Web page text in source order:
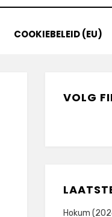
COOKIEBELEID (EU)
VOLG
Hokum